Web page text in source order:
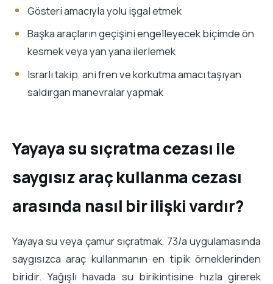
Gösteri amacıyla yolu işgal etmek
Başka araçların geçişini engelleyecek biçimde ön
kesmek veya yan yana ilerlemek
Israrlı takip, ani fren ve korkutma amacı taşıyan
saldırgan manevralar yapmak
Yayaya su sıçratma cezası ile
saygısız araç kullanma cezası
arasında nasıl bir ilişki vardır?
Yayaya su veya çamur sıçratmak, 73/a uygulamasında
saygısızca araç kullanmanın en tipik örneklerinden
biridir. Yağışlı havada su birikintisine hızla girerek